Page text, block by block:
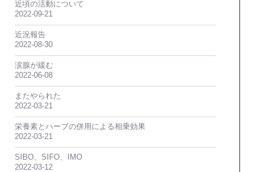
近頃の活動について
2022-09-21
近況報告
2022-08-30
涙腺が緩む
2022-06-08
またやられた
2022-03-21
栄養素とハーブの併用による相乗効果
2022-03-21
SIBO、SIFO、IMO
2022-03-12